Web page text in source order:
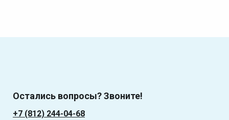
Остались вопросы? Звоните!
+7 (812) 244-04-68